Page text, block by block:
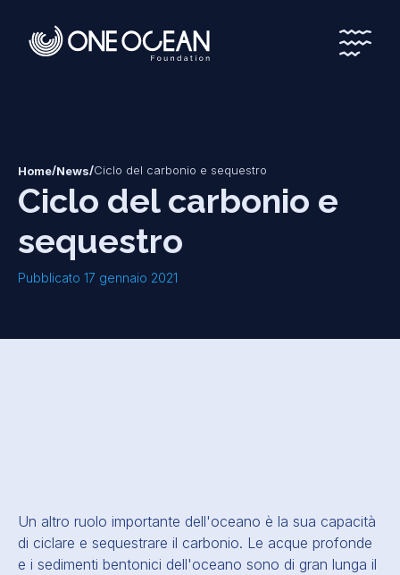
*
*
Home/News/Ciclo del carbonio e sequestro
Ciclo del carbonio e
sequestro
Pubblicato 17 gennaio 2021
Un altro ruolo importante dell'oceano è la sua capacità
di ciclare e sequestrare il carbonio. Le acque profonde
e i sedimenti bentonici dell'oceano sono di gran lunga il